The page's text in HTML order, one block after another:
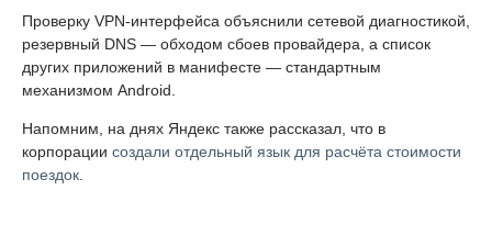
Проверку VPN-интерфейса объяснили сетевой диагностикой,
резервный DNS — обходом сбоев провайдера, а список
других приложений в манифесте — стандартным
механизмом Android.
Напомним, на днях Яндекс также рассказал, что в
корпорации создали отдельный язык для расчёта стоимости
поездок.